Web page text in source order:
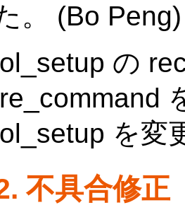
。 (Bo Peng)
の
を変
不具合修正